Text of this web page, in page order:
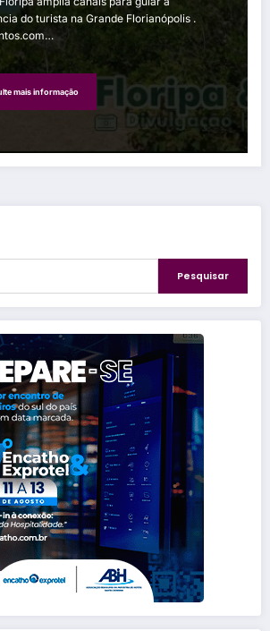
do turista na Grande Florianópolis .
mais informação
Pesquisar